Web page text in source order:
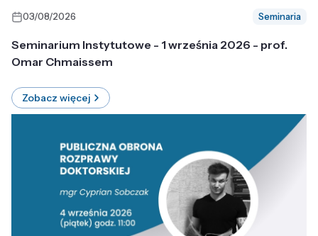
03/08/2026 Seminaria
Seminarium Instytutowe - 1 września 2026 - prof.
Omar Chmaissem
Zobacz więcej